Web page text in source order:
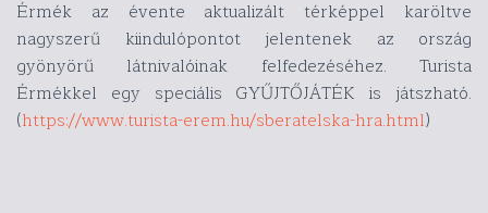
Érmék az évente aktualizált térképpel karöltve
nagyszerű kiindulópontot jelentenek az ország
gyönyörű látnivalóinak felfedezéséhez. Turista
Érmékkel egy speciális GYŰJTŐJÁTÉK is játszható.
(https://www.turista-erem.hu/sberatelska-hra.html)